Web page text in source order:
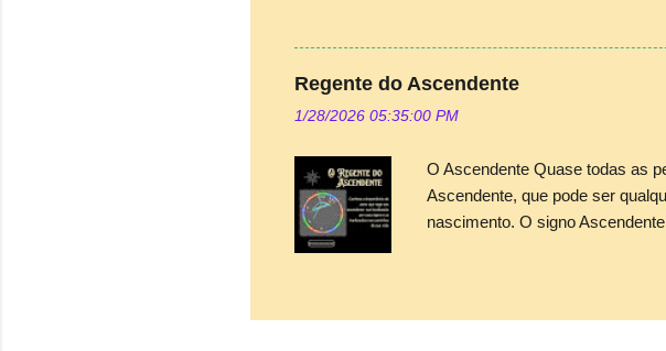
Acreditar em um destino
Heisenberg descobriu os
uma teoria incômoda para o
são possibilidades, pois tudo é
Regente do Ascendente
1/28/2026 05:35:00 PM
O Ascendente Quase todas as
Ascendente, que pode ser
nascimento. O signo
espécie de “portal” ou